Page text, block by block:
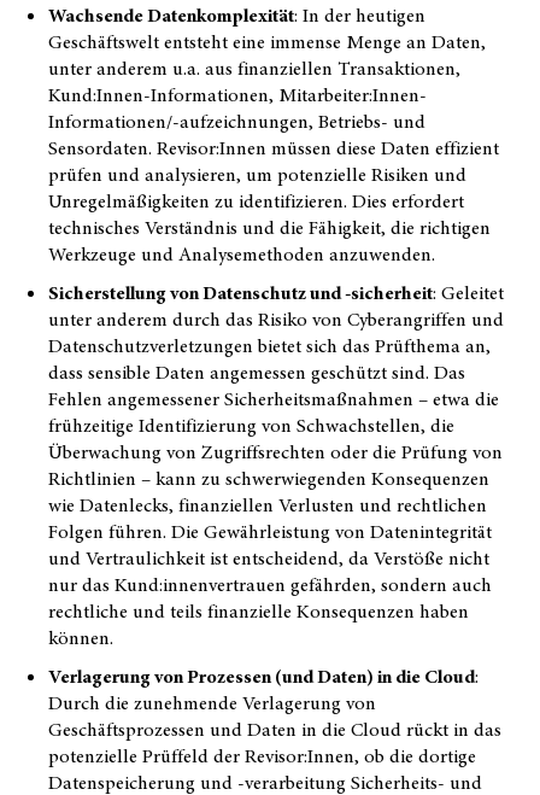
Wachsende Datenkomplexität: In der heutigen
Geschäftswelt entsteht eine immense Menge an Daten,
unter anderem u.a. aus finanziellen Transaktionen,
Kund:Innen-Informationen, Mitarbeiter:Innen-
Informationen/-aufzeichnungen, Betriebs- und
Sensordaten. Revisor:Innen müssen diese Daten effizient
prüfen und analysieren, um potenzielle Risiken und
Unregelmäßigkeiten zu identifizieren. Dies erfordert
technisches Verständnis und die Fähigkeit, die richtigen
Werkzeuge und Analysemethoden anzuwenden.
Sicherstellung von Datenschutz und -sicherheit: Geleitet
unter anderem durch das Risiko von Cyberangriffen und
Datenschutzverletzungen bietet sich das Prüfthema an,
dass sensible Daten angemessen geschützt sind. Das
Fehlen angemessener Sicherheitsmaßnahmen – etwa die
frühzeitige Identifizierung von Schwachstellen, die
Überwachung von Zugriffsrechten oder die Prüfung von
Richtlinien – kann zu schwerwiegenden Konsequenzen
wie Datenlecks, finanziellen Verlusten und rechtlichen
Folgen führen. Die Gewährleistung von Datenintegrität
und Vertraulichkeit ist entscheidend, da Verstöße nicht
nur das Kund:innenvertrauen gefährden, sondern auch
rechtliche und teils finanzielle Konsequenzen haben
können.
Verlagerung von Prozessen (und Daten) in die Cloud:
Durch die zunehmende Verlagerung von
Geschäftsprozessen und Daten in die Cloud rückt in das
potenzielle Prüffeld der Revisor:Innen, ob die dortige
Datenspeicherung und -verarbeitung Sicherheits- und